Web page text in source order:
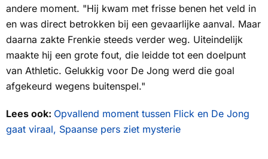
andere moment. "Hij kwam met frisse benen het veld in
en was direct betrokken bij een gevaarlijke aanval. Maar
daarna zakte Frenkie steeds verder weg. Uiteindelijk
maakte hij een grote fout, die leidde tot een doelpunt
van Athletic. Gelukkig voor De Jong werd die goal
afgekeurd wegens buitenspel."
Lees ook: Opvallend moment tussen Flick en De Jong
gaat viraal, Spaanse pers ziet mysterie